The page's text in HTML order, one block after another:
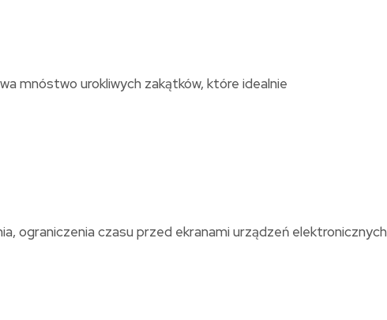
mnóstwo urokliwych zakątków, które idealnie
ograniczenia czasu przed ekranami urządzeń elektronicznych